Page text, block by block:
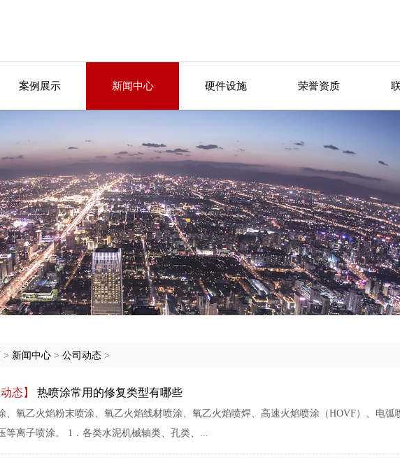
案例展示 新闻中心 硬件设施 荣誉资质
> 新闻中心 > 公司动态 >
态】 热喷涂常用的修复类型有哪些
、氧乙火焰粉末喷涂、氧乙火焰线材喷涂、氧乙火焰喷焊、高速火焰喷涂（HOVF）、电
等离子喷涂。 1．各类水泥机械轴类、孔类、...